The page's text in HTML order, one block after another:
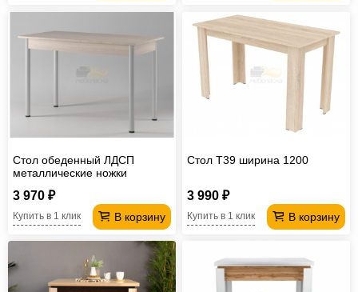
Стол обеденный ЛДСП
металлические ножки
3 970 ₽
В корзину
Купить в 1 клик
Стол T39 ширина 1200
3 990 ₽
В корзину
Купить в 1 клик